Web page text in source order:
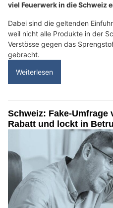
viel Feuerwerk in die Schweiz
Dabei sind die geltenden
weil nicht alle Produkte in der
Verstösse gegen das
gebracht.
Weiterlesen
Schweiz: Fake-
Rabatt und lockt in